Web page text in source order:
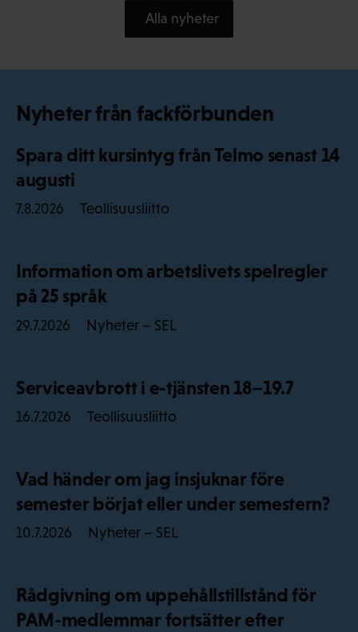
Alla nyheter
Nyheter från fackförbunden
Spara ditt kursintyg från Telmo senast 14
augusti
7.8.2026 Teollisuusliitto
Information om arbetslivets spelregler
på 25 språk
29.7.2026 Nyheter – SEL
Serviceavbrott i e-tjänsten 18–19.7
16.7.2026 Teollisuusliitto
Vad händer om jag insjuknar före
semester börjat eller under semestern?
10.7.2026 Nyheter – SEL
Rådgivning om uppehållstillstånd för
PAM-medlemmar fortsätter efter